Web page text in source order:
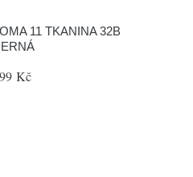
11 TKANINA 32B
Kč